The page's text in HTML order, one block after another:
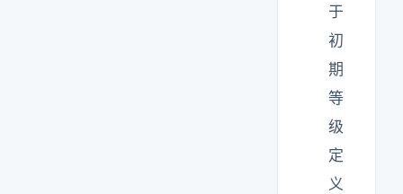
于
初
期
等
级
定
义